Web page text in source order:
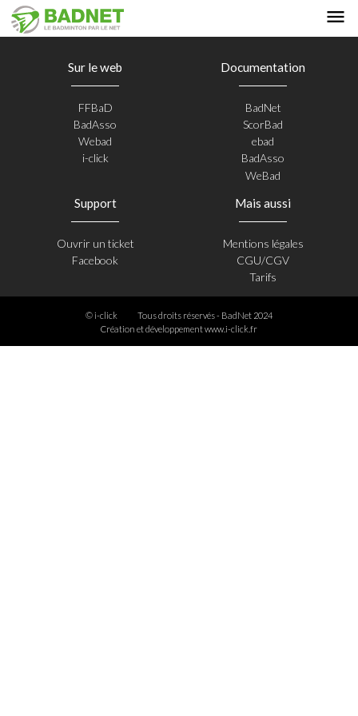
Sur le web
FFBaD
BadAsso
Webad
i-click
Documentation
BadNet
ScorBad
ebad
BadAsso
WeBad
Support
Ouvrir un ticket
Facebook
Mais aussi
Mentions légales
CGU/CGV
Tarifs
© i-click
Tous droits réservés - BadNet 2024
Création et développementwww.i-click.fr